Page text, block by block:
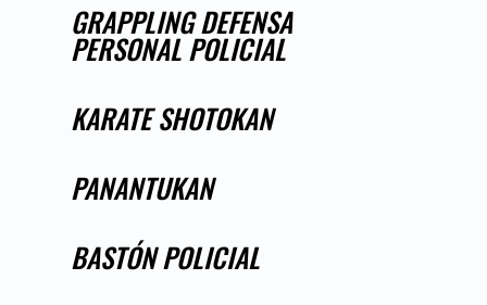
GRAPPLING DEFENSA
PERSONAL POLICIAL
KARATE SHOTOKAN
PANANTUKAN
BASTÓN POLICIAL